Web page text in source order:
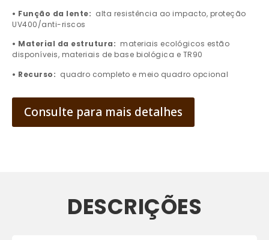
• Função da lente: alta resistência ao impacto, proteção
UV400/anti-riscos
• Material da estrutura: materiais ecológicos estão
disponíveis, materiais de base biológica e TR90
• Recurso: quadro completo e meio quadro opcional
Consulte para mais detalhes
DESCRIÇÕES